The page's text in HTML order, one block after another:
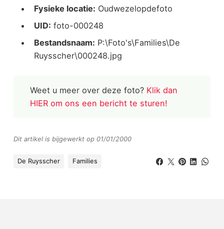
Fysieke locatie: Oudwezelopdefoto
UID: foto-000248
Bestandsnaam: P:\Foto's\Families\De
Ruysscher\000248.jpg
Weet u meer over deze foto? Klik dan
HIER om ons een bericht te sturen!
Dit artikel is bijgewerkt op 01/01/2000
De Ruysscher Families